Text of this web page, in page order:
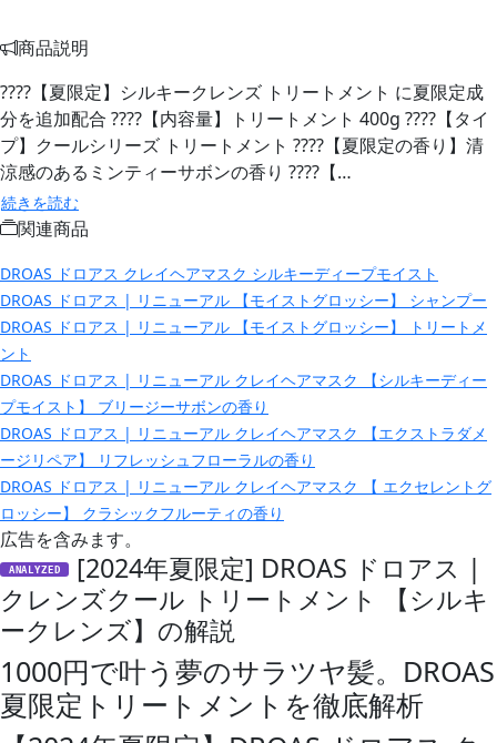
商品説明
????【夏限定】シルキークレンズ トリートメント に夏限定成
分を追加配合 ????【内容量】トリートメント 400g ????【タイ
プ】クールシリーズ トリートメント ????【夏限定の香り】清
涼感のあるミンティーサボンの香り ????【…
続きを読む
関連商品
DROAS ドロアス クレイヘアマスク シルキーディープモイスト
DROAS ドロアス | リニューアル 【モイストグロッシー】 シャンプー
DROAS ドロアス | リニューアル 【モイストグロッシー】 トリートメ
ント
DROAS ドロアス | リニューアル クレイヘアマスク 【シルキーディー
プモイスト】 ブリージーサボンの香り
DROAS ドロアス | リニューアル クレイヘアマスク 【エクストラダメ
ージリペア】 リフレッシュフローラルの香り